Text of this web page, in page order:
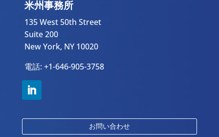
米州事務所
135 West 50th Street
Suite 200
New York, NY 10020
電話: +1-646-905-3758
お問い合わせ